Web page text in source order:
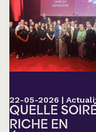
22-05-2026 |
QUELLE
RICHE EN